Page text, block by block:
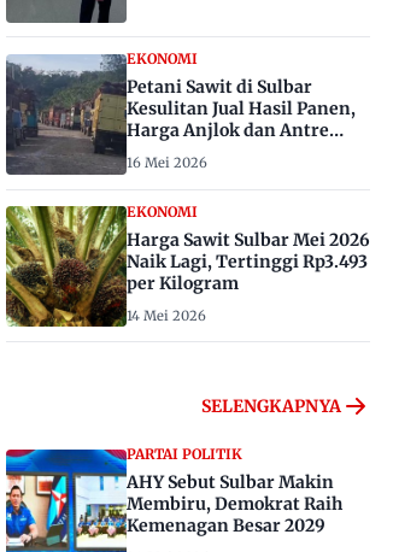
EKONOMI
Petani Sawit di Sulbar
Kesulitan Jual Hasil Panen,
Harga Anjlok dan Antre
Berhari-hari
16 Mei 2026
EKONOMI
Harga Sawit Sulbar Mei 2026
Naik Lagi, Tertinggi Rp3.493
per Kilogram
14 Mei 2026
SELENGKAPNYA
PARTAI POLITIK
AHY Sebut Sulbar Makin
Membiru, Demokrat Raih
Kemenagan Besar 2029